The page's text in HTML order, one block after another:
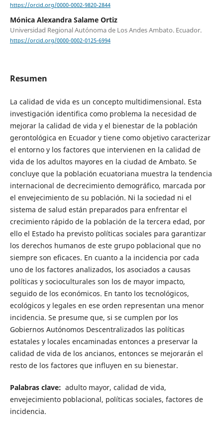
https://orcid.org/0000-0002-9820-2844
Mónica Alexandra Salame Ortiz
Universidad Regional Autónoma de Los Andes Ambato. Ecuador.
https://orcid.org/0000-0002-0125-6994
Resumen
La calidad de vida es un concepto multidimensional. Esta
investigación identifica como problema la necesidad de
mejorar la calidad de vida y el bienestar de la población
gerontológica en Ecuador y tiene como objetivo caracterizar
el entorno y los factores que intervienen en la calidad de
vida de los adultos mayores en la ciudad de Ambato. Se
concluye que la población ecuatoriana muestra la tendencia
internacional de decrecimiento demográfico, marcada por
el envejecimiento de su población. Ni la sociedad ni el
sistema de salud están preparados para enfrentar el
crecimiento rápido de la población de la tercera edad, por
ello el Estado ha previsto políticas sociales para garantizar
los derechos humanos de este grupo poblacional que no
siempre son eficaces. En cuanto a la incidencia por cada
uno de los factores analizados, los asociados a causas
políticas y socioculturales son los de mayor impacto,
seguido de los económicos. En tanto los tecnológicos,
ecológicos y legales en ese orden representan una menor
incidencia. Se presume que, si se cumplen por los
Gobiernos Autónomos Descentralizados las políticas
estatales y locales encaminadas entonces a preservar la
calidad de vida de los ancianos, entonces se mejorarán el
resto de los factores que influyen en su bienestar.
Palabras clave: adulto mayor, calidad de vida,
envejecimiento poblacional, políticas sociales, factores de
incidencia.